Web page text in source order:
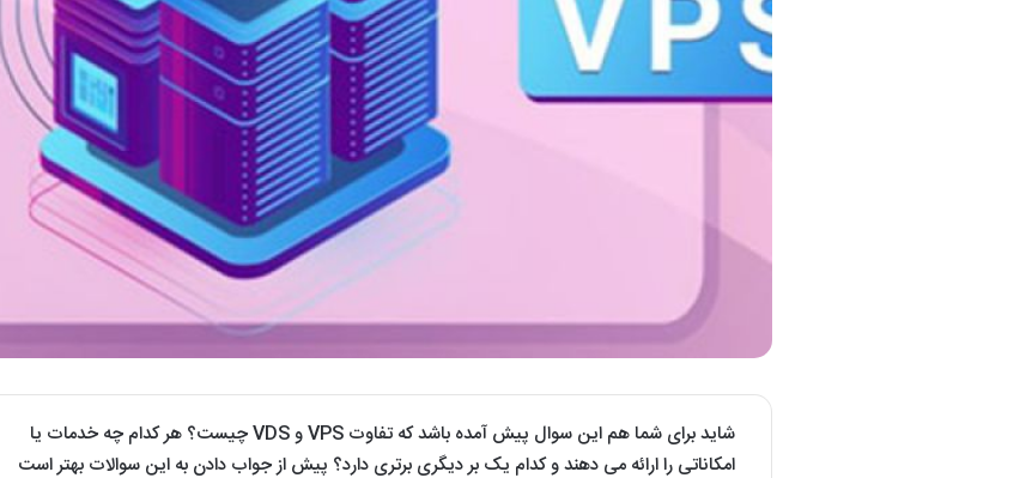
شاید برای شما هم این سوال پیش آمده باشد که تفاوت VPS و VDS چیست؟ هر کدام چه خدمات یا
امکاناتی را ارائه می دهند و کدام یک بر دیگری برتری دارد؟ پیش از جواب دادن به این سوالات بهتر است